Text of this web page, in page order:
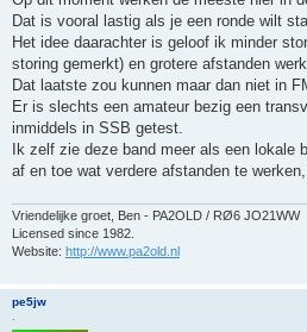
Dat is vooral lastig als je een ronde wilt
Het idee daarachter is geloof ik minder
storing gemerkt) en grotere afstanden
Dat laatste zou kunnen maar dan niet in
Er is slechts een amateur bezig een
inmiddels in SSB getest.
Ik zelf zie deze band meer als een lokale
af en toe wat verdere afstanden te
Vriendelijke groet, Ben - PA2OLD / RØ6 JO21WW
Licensed since 1982.
Website: http://www.pa2old.nl
pe5jw